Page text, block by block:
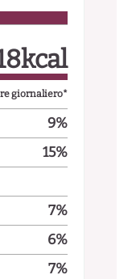
kcal
giornaliero*
9%
15%
7%
6%
7%